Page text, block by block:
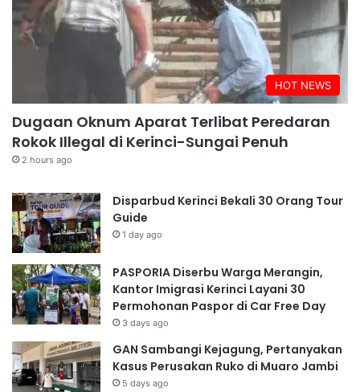
HOT NEWS
Dugaan Oknum Aparat Terlibat Peredaran
Rokok Illegal di Kerinci-Sungai Penuh
2 hours ago
Disparbud Kerinci Bekali 30 Orang Tour
Guide
1 day ago
PASPORIA Diserbu Warga Merangin,
Kantor Imigrasi Kerinci Layani 30
Permohonan Paspor di Car Free Day
3 days ago
GAN Sambangi Kejagung, Pertanyakan
Kasus Perusakan Ruko di Muaro Jambi
5 days ago